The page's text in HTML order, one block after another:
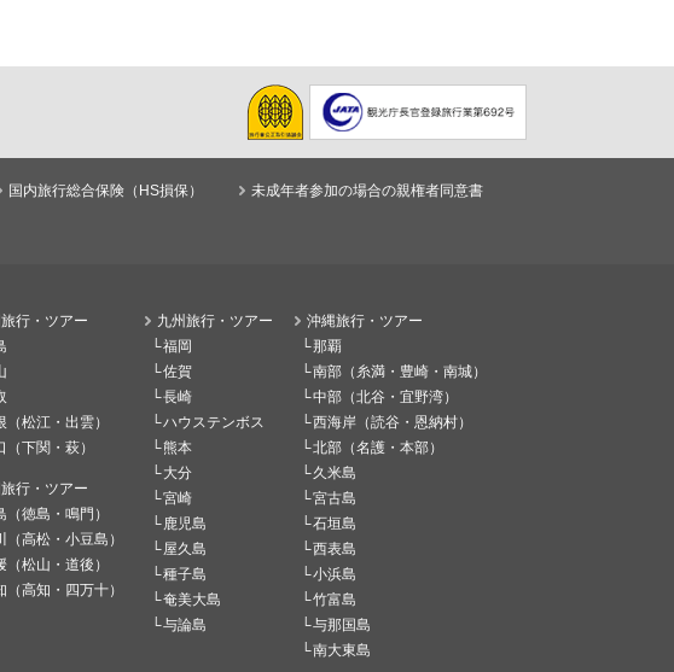
国内旅行総合保険（HS損保） 未成年者参加の場合の親権者同意書
行・ツアー
（松江・出雲）
（下関・萩）
行・ツアー
（徳島・鳴門）
（高松・小豆島）
（松山・道後）
（高知・四万十）
九州旅行・ツアー
福岡
佐賀
長崎
ハウステンボス
熊本
大分
宮崎
鹿児島
屋久島
種子島
奄美大島
与論島
沖縄旅行・ツアー
那覇
南部（糸満・豊崎・南城）
中部（北谷・宜野湾）
西海岸（読谷・恩納村）
北部（名護・本部）
久米島
宮古島
石垣島
西表島
小浜島
竹富島
与那国島
南大東島